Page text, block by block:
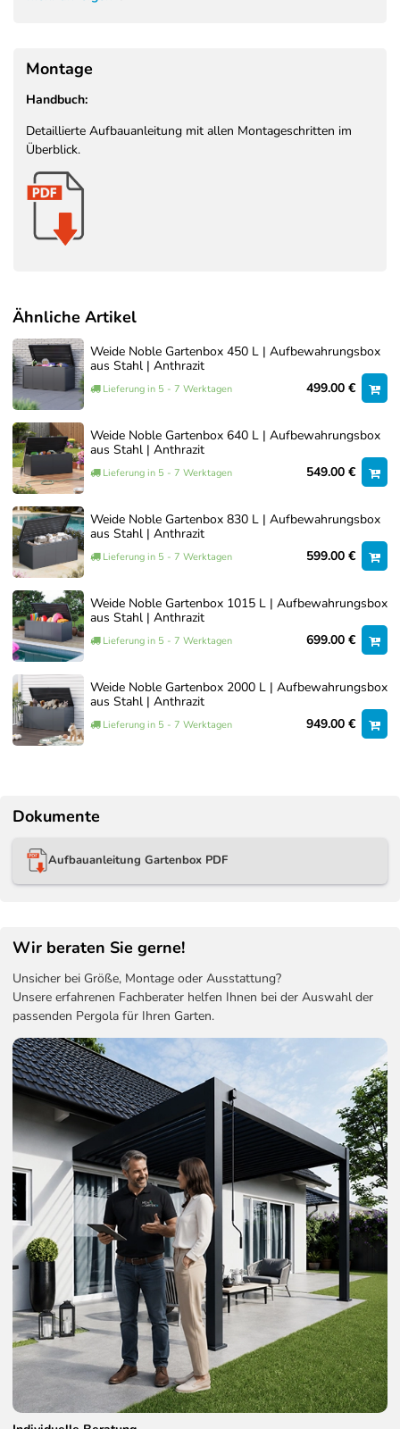
Montage
Handbuch:
Detaillierte Aufbauanleitung mit allen Montageschritten im
Überblick.
Ähnliche Artikel
Weide Noble Gartenbox 450 L | Aufbewahrungsbox
aus Stahl | Anthrazit
Lieferung in 5 - 7 Werktagen 499.00 €
Weide Noble Gartenbox 640 L | Aufbewahrungsbox
aus Stahl | Anthrazit
Lieferung in 5 - 7 Werktagen 549.00 €
Weide Noble Gartenbox 830 L | Aufbewahrungsbox
aus Stahl | Anthrazit
Lieferung in 5 - 7 Werktagen 599.00 €
Weide Noble Gartenbox 1015 L | Aufbewahrungsbox
aus Stahl | Anthrazit
Lieferung in 5 - 7 Werktagen 699.00 €
Weide Noble Gartenbox 2000 L | Aufbewahrungsbox
aus Stahl | Anthrazit
Lieferung in 5 - 7 Werktagen 949.00 €
Dokumente
Aufbauanleitung Gartenbox PDF
Wir beraten Sie gerne!
Unsicher bei Größe, Montage oder Ausstattung?
Unsere erfahrenen Fachberater helfen Ihnen bei der Auswahl der
passenden Pergola für Ihren Garten.